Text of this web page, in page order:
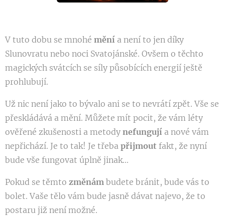
V tuto dobu se mnohé mění a není to jen díky
Slunovratu nebo noci Svatojánské. Ovšem o těchto
magických svátcích se síly působících energií ještě
prohlubují.
Už nic není jako to bývalo ani se to nevrátí zpět. Vše se
přeskládává a mění. Můžete mít pocit, že vám léty
ověřené zkušenosti a metody nefungují a nové vám
nepřichází. Je to tak! Je třeba přijmout fakt, že nyní
bude vše fungovat úplně jinak...
Pokud se těmto změnám budete bránit, bude vás to
bolet. Vaše tělo vám bude jasně dávat najevo, že to
postaru již není možné.